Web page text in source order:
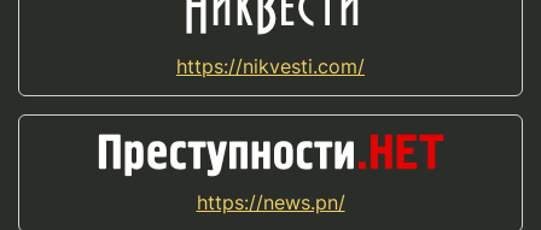
https://nikvesti.com/
https://news.pn/